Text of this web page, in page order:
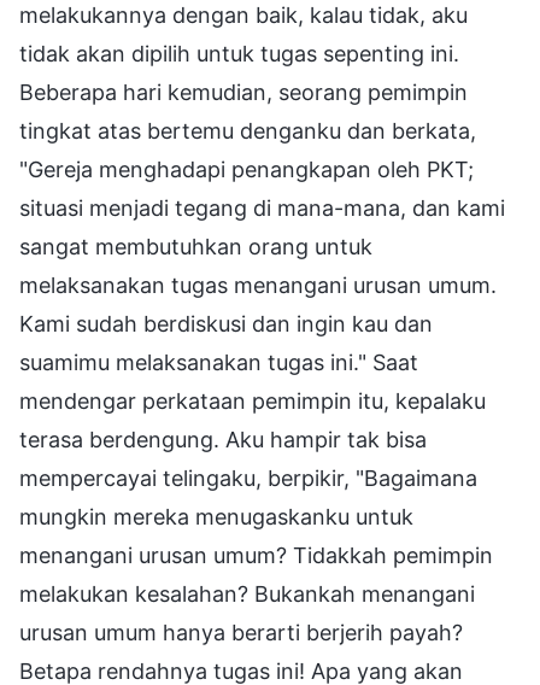
melakukannya dengan baik, kalau tidak, aku
tidak akan dipilih untuk tugas sepenting ini.
Beberapa hari kemudian, seorang pemimpin
tingkat atas bertemu denganku dan berkata,
"Gereja menghadapi penangkapan oleh PKT;
situasi menjadi tegang di mana-mana, dan kami
sangat membutuhkan orang untuk
melaksanakan tugas menangani urusan umum.
Kami sudah berdiskusi dan ingin kau dan
suamimu melaksanakan tugas ini." Saat
mendengar perkataan pemimpin itu, kepalaku
terasa berdengung. Aku hampir tak bisa
mempercayai telingaku, berpikir, "Bagaimana
mungkin mereka menugaskanku untuk
menangani urusan umum? Tidakkah pemimpin
melakukan kesalahan? Bukankah menangani
urusan umum hanya berarti berjerih payah?
Betapa rendahnya tugas ini! Apa yang akan